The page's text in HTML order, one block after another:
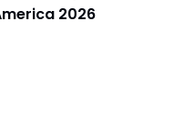
2026